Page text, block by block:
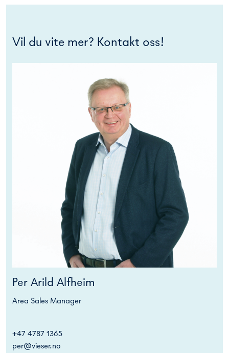
Vil du vite mer? Kontakt oss!
Per Arild Alfheim
Area Sales Manager
+47 4787 1365
per@vieser.no